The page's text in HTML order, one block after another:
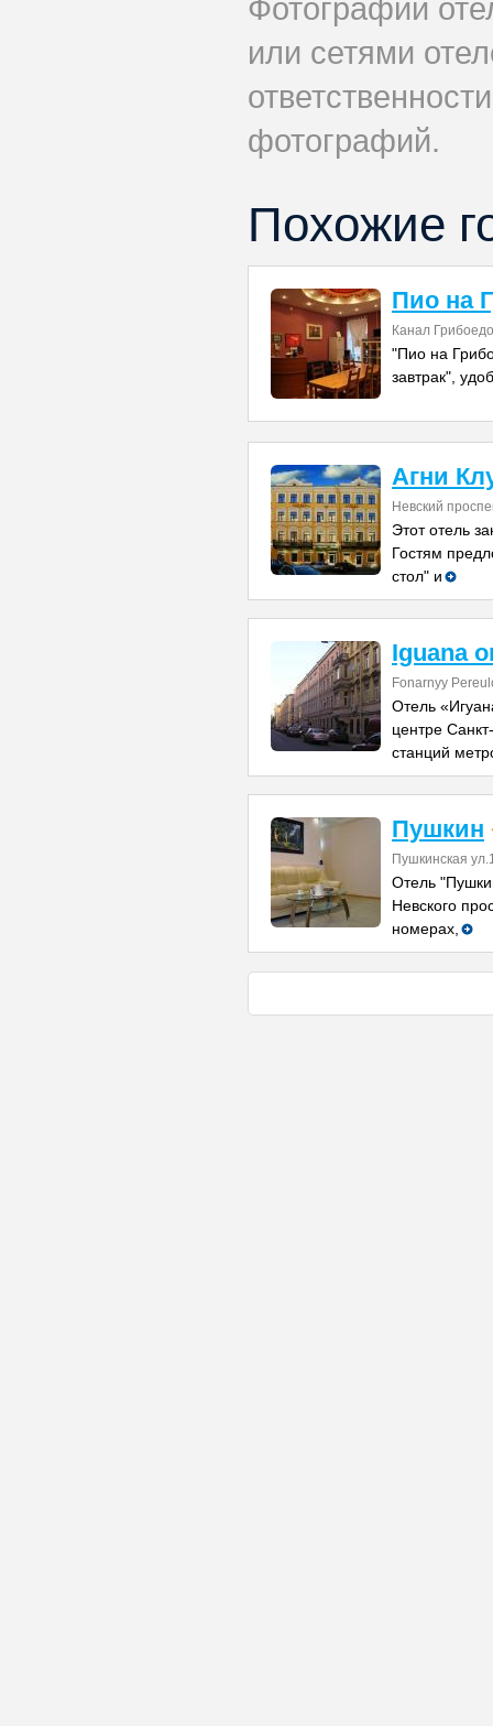
Фотографии
или сетями
фотографий.
Похожие
Пио на
Канал
"Пио на
завтрак",
Агни
Невский
Этот отель
Гостям
стол" и
Iguana
Fonarnyy
Отель
центре
станций
Пушкин
Пушкинская
Отель
Невского
номерах,